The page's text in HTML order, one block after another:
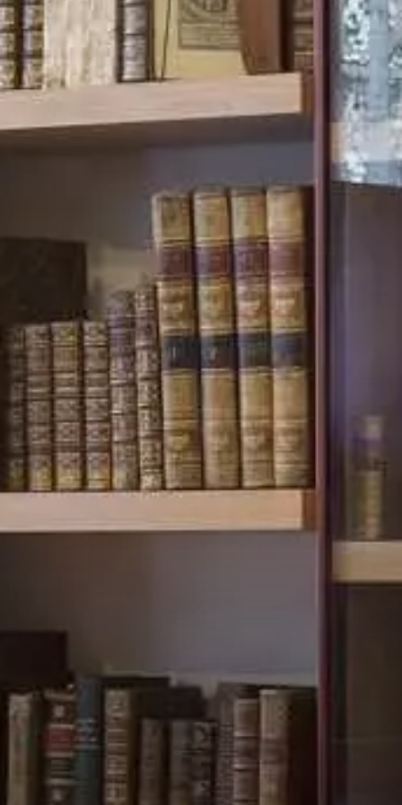
YouTube
Paramètres de
confidentialité
apporter le meilleur service possible, nous utilisons
des cookies pour améliorer le site aux besoins des
visiteurs, notamment selon la fréquentation.
Nos politique de confidentialité